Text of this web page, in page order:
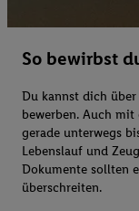
So bewirbst
Du kannst dich
bewerben. Auch
gerade unterwegs
Lebenslauf und
Dokumente sollten
überschreiten.